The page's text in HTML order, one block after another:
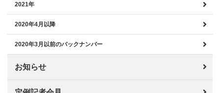
2021年
2020年4月以降
2020年3月以前のバックナンバー
お知らせ